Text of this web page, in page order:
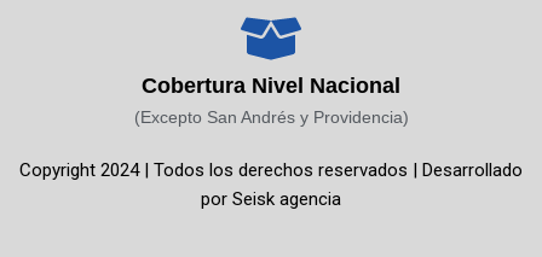
o
o
-
t
a
g
r
m
b
e
k
Cobertura Nivel Nacional
(Excepto San Andrés y Providencia)
Copyright 2024 | Todos los derechos reservados | Desarrollado
por Seisk agencia